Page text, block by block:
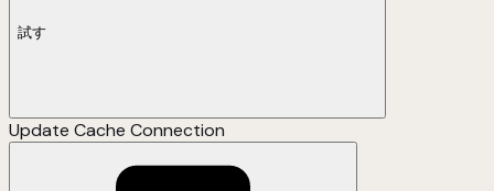
試す
Update Cache Connection